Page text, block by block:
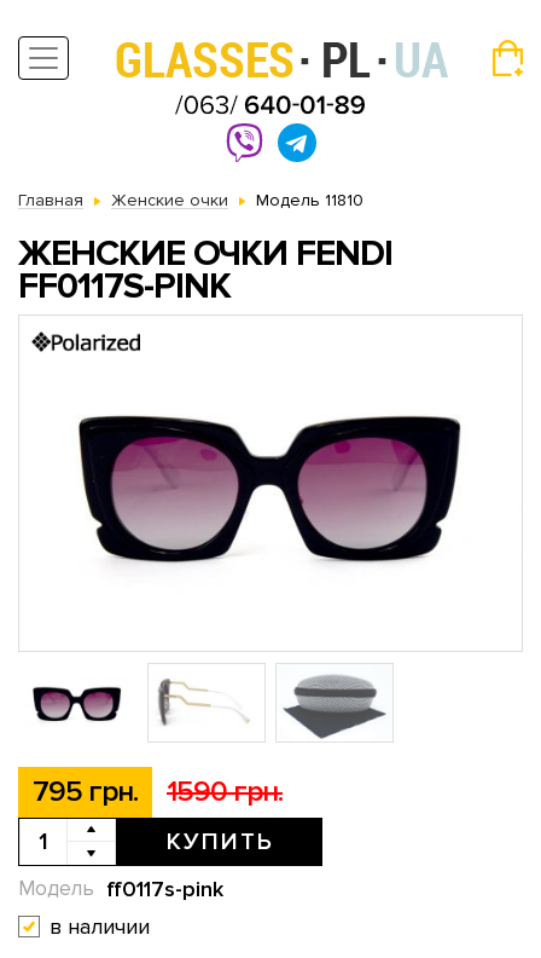
Главная Женские очки Модель 11810
ЖЕНСКИЕ ОЧКИ FENDI
FF0117S-PINK
795 грн. 1590 грн.
КУПИТЬ
ff0117s-pink
Модель
в наличии